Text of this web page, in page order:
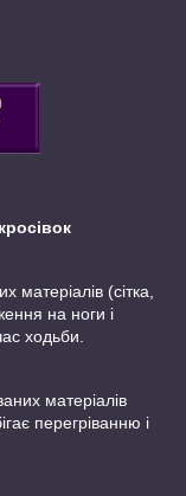
матеріалів (сітка,
на ноги і
ходьби.
матеріалів
перегріванню і